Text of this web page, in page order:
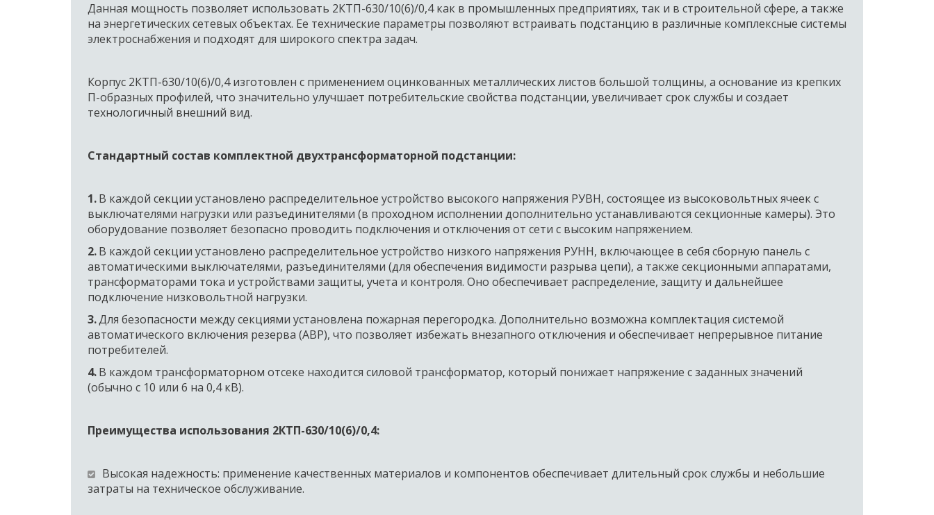
Данная мощность позволяет использовать 2КТП-630/10(6)/0,4 как в промышленных предприятиях, так и в строительной сфере, а также
на энергетических сетевых объектах. Ее технические параметры позволяют встраивать подстанцию в различные комплексные системы
электроснабжения и подходят для широкого спектра задач.
Корпус 2КТП-630/10(6)/0,4 изготовлен с применением оцинкованных металлических листов большой толщины, а основание из крепких
П-образных профилей, что значительно улучшает потребительские свойства подстанции, увеличивает срок службы и создает
технологичный внешний вид.
Стандартный состав комплектной двухтрансформаторной подстанции:
1. В каждой секции установлено распределительное устройство высокого напряжения РУВН, состоящее из высоковольтных ячеек с
выключателями нагрузки или разъединителями (в проходном исполнении дополнительно устанавливаются секционные камеры). Это
оборудование позволяет безопасно проводить подключения и отключения от сети с высоким напряжением.
2. В каждой секции установлено распределительное устройство низкого напряжения РУНН, включающее в себя сборную панель с
автоматическими выключателями, разъединителями (для обеспечения видимости разрыва цепи), а также секционными аппаратами,
трансформаторами тока и устройствами защиты, учета и контроля. Оно обеспечивает распределение, защиту и дальнейшее
подключение низковольтной нагрузки.
3. Для безопасности между секциями установлена пожарная перегородка. Дополнительно возможна комплектация системой
автоматического включения резерва (АВР), что позволяет избежать внезапного отключения и обеспечивает непрерывное питание
потребителей.
4. В каждом трансформаторном отсеке находится силовой трансформатор, который понижает напряжение с заданных значений
(обычно с 10 или 6 на 0,4 кВ).
Преимущества использования 2КТП-630/10(6)/0,4:
Высокая надежность: применение качественных материалов и компонентов обеспечивает длительный срок службы и небольшие
затраты на техническое обслуживание.